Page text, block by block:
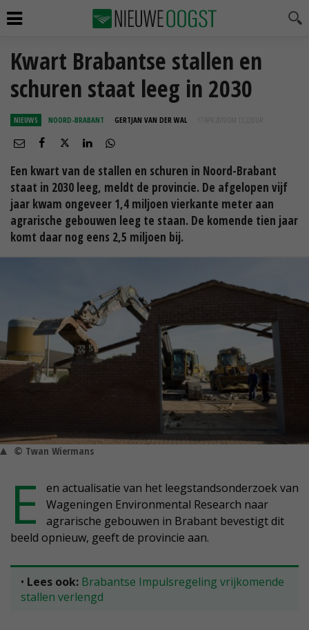
Kwart Brabantse stallen en
schuren staat leeg in 2030
NIEUWS NOORD-BRABANT GERTJAN VAN DER WAL 17 APR 2019 OM 13:22
Een kwart van de stallen en schuren in Noord-Brabant
staat in 2030 leeg, meldt de provincie. De afgelopen vijf
jaar kwam ongeveer 1,4 miljoen vierkante meter aan
agrarische gebouwen leeg te staan. De komende tien jaar
komt daar nog eens 2,5 miljoen bij.
© Twan Wiermans
E
en actualisatie van het leegstandsonderzoek van
Wageningen Environmental Research naar
agrarische gebouwen in Brabant bevestigt dit
beeld opnieuw, geeft de provincie aan.
• Lees ook: Brabantse Impulsregeling vrijkomende
stallen verlengd